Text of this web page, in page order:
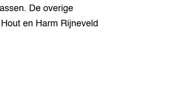
De overige
en Harm Rijneveld